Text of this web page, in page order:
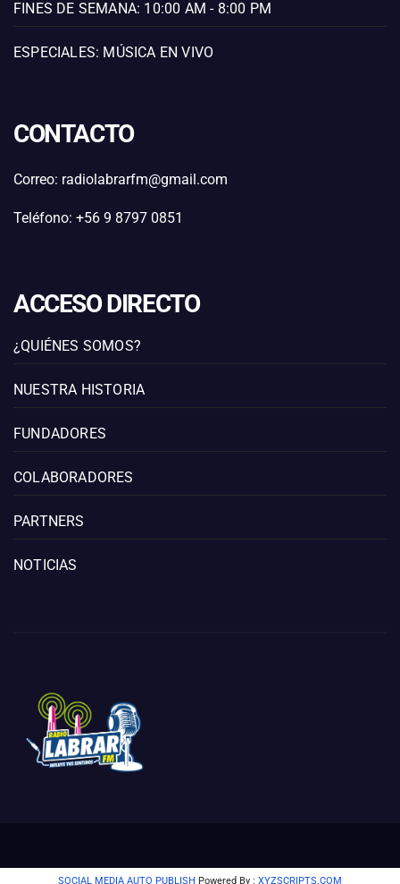
FINES DE SEMANA: 10:00 AM - 8:00 PM
ESPECIALES: MÚSICA EN VIVO
CONTACTO
Correo: radiolabrarfm@gmail.com
Teléfono: +56 9 8797 0851
ACCESO DIRECTO
¿QUIÉNES SOMOS?
NUESTRA HISTORIA
FUNDADORES
COLABORADORES
PARTNERS
NOTICIAS
SOCIAL MEDIA AUTO PUBLISH Powered By : XYZSCRIPTS.COM